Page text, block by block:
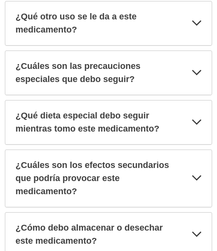
¿Qué otro uso se le da a este
medicamento?
¿Cuáles son las precauciones
especiales que debo seguir?
¿Qué dieta especial debo seguir
mientras tomo este medicamento?
¿Cuáles son los efectos secundarios
que podría provocar este
medicamento?
¿Cómo debo almacenar o desechar
este medicamento?